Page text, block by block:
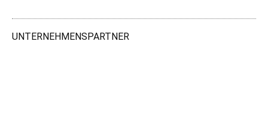
UNTERNEHMENSPARTNER